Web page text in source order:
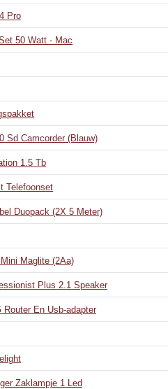
Pro
50 Watt - Mac
Sd Camcorder (Blauw)
1.5 Tb
Telefoonset
Duopack (2X 5 Meter)
Maglite (2Aa)
Plus 2.1 Speaker
Router En Usb-adapter
Zaklampje 1 Led